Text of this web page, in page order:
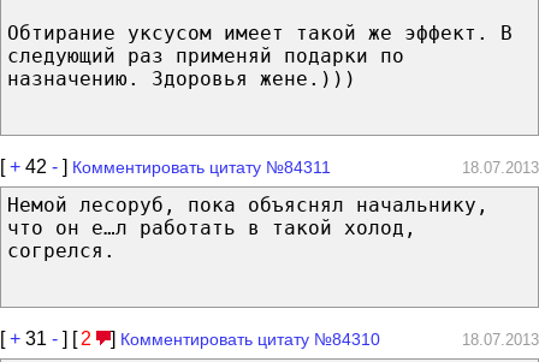
Обтирание уксусом имеет такой же эффект. В
следующий раз применяй подарки по
назначению. Здоровья жене.)))
[+ 42 - ] Комментировать цитату №84311 18.07.2013
Немой лесоруб, пока объяснял начальнику,
что он е…л работать в такой холод,
согрелся.
[+ 31 - ] [ 2 ] Комментировать цитату №84310 18.07.2013